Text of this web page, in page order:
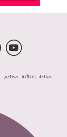
صناعات غذائية مطاعم